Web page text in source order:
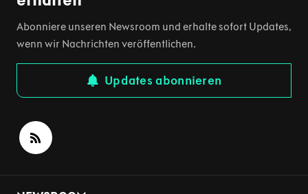
Abonniere unseren Newsroom und erhalte sofort Updates,
wenn wir Nachrichten veröffentlichen.
Updates abonnieren